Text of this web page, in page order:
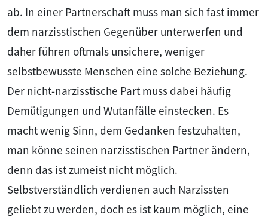
ab. In einer Partnerschaft muss man sich fast immer
dem narzisstischen Gegenüber unterwerfen und
daher führen oftmals unsichere, weniger
selbstbewusste Menschen eine solche Beziehung.
Der nicht-narzisstische Part muss dabei häufig
Demütigungen und Wutanfälle einstecken. Es
macht wenig Sinn, dem Gedanken festzuhalten,
man könne seinen narzisstischen Partner ändern,
denn das ist zumeist nicht möglich.
Selbstverständlich verdienen auch Narzissten
geliebt zu werden, doch es ist kaum möglich, eine